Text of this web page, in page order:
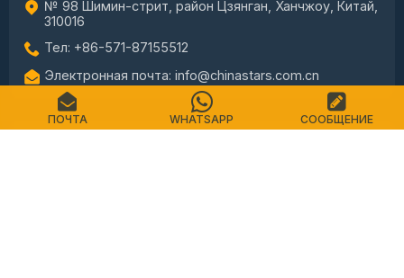
№ 98 Шимин-стрит, район Цзянган, Ханчжоу, Китай,
310016
Тел: +86-571-87155512
Электронная почта: info@chinastars.com.cn
ПОЧТА WHATSAPP СООБЩЕНИЕ